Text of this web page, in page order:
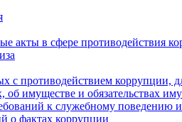
акты в сфере противодействия
с противодействием коррупции,
об имуществе и обязательствах
к служебному поведению
о фактах коррупции